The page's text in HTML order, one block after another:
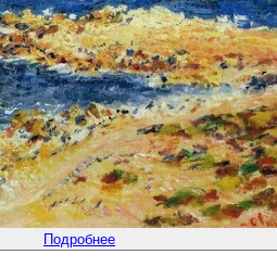
Подробнее